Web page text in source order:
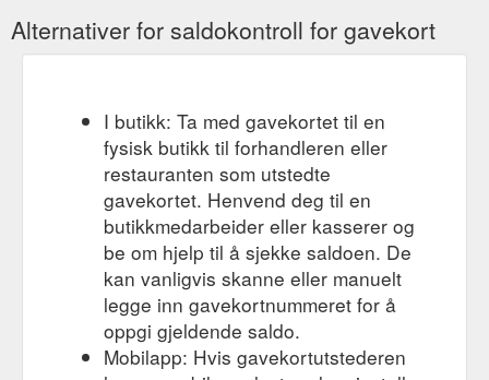
Alternativer for saldokontroll for gavekort
I butikk: Ta med gavekortet til en
fysisk butikk til forhandleren eller
restauranten som utstedte
gavekortet. Henvend deg til en
butikkmedarbeider eller kasserer og
be om hjelp til å sjekke saldoen. De
kan vanligvis skanne eller manuelt
legge inn gavekortnummeret for å
oppgi gjeldende saldo.
Mobilapp: Hvis gavekortutstederen